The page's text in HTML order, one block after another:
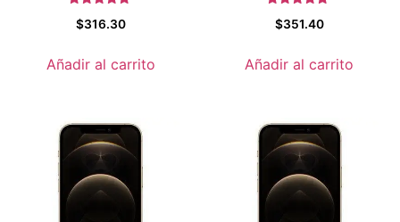
Valorado con
5.5
$316.30
Añadir al carrito
Valorado con
5.5
$351.40
Añadir al carrito